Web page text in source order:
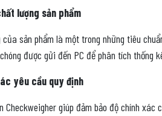
lượng sản phẩm
của sản phẩm là một trong những tiêu
được gửi đến PC để phân tích thống
yêu cầu quy định
Checkweigher giúp đảm bảo độ chính